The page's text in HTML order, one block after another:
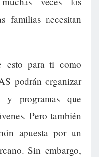
familias necesitan
esto para ti como
podrán organizar
y programas que
Pero también
apuesta por un
Sin embargo,